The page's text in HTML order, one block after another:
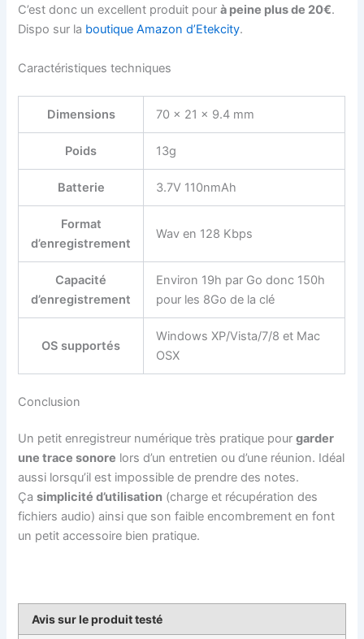
C’est donc un excellent produit pourà peine plus de 20€.
Dispo sur la boutique Amazon d’Etekcity.
Caractéristiques techniques
Dimensions 70 x 21 x 9.4 mm
Poids 13g
Batterie 3.7V 110nmAh
Format
d’enregistrement
Wav en 128 Kbps
Capacité
d’enregistrement
Environ 19h par Go donc 150h
pour les 8Go de la clé
OS supportés
Windows XP/Vista/7/8 et Mac
OSX
Conclusion
Un petit enregistreur numérique très pratique pourgarder
une trace sonore lors d’un entretien ou d’une réunion. Idéal
aussi lorsqu’il est impossible de prendre des notes.
Çasimplicité d’utilisation (charge et récupération des
fichiers audio) ainsi que son faible encombrement en font
un petit accessoire bien pratique.
Avis sur le produit testé